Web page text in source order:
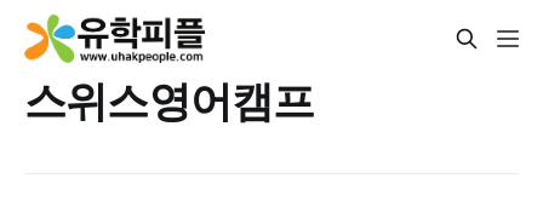
스위스영어캠프